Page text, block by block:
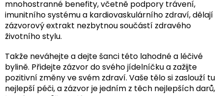
mnohostranné benefity, včetně podpory trávení,
imunitního systému a kardiovaskulárního zdraví, dělají
zázvorový extrakt nezbytnou součástí zdravého
životního stylu.
Takže neváhejte a dejte šanci této lahodné a léčivé
bylině. Přidejte zázvor do svého jídelníčku a zažijte
pozitivní změny ve svém zdraví. Vaše tělo si zaslouží tu
nejlepší péči, a zázvor je jedním z těch nejlepších darů,